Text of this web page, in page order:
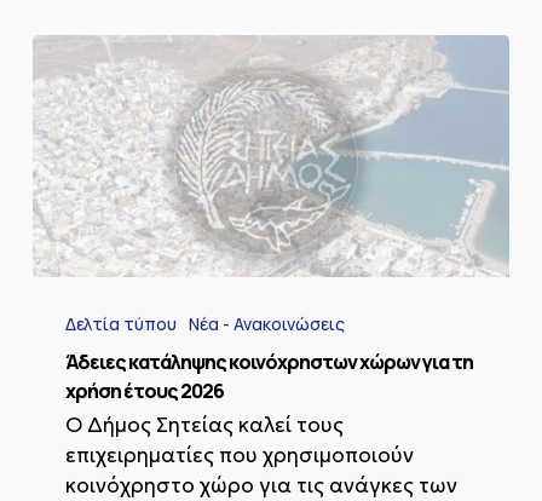
κατάληψης
κοινόχρηστων
χώρων
χρήση
έτους
2026
Δελτία τύπου Νέα - Ανακοινώσεις
Άδειες κατάληψης κοινόχρηστων χώρων για τη
χρήση έτους 2026
Ο Δήμος Σητείας καλεί τους
επιχειρηματίες που χρησιμοποιούν
κοινόχρηστο χώρο για τις ανάγκες των